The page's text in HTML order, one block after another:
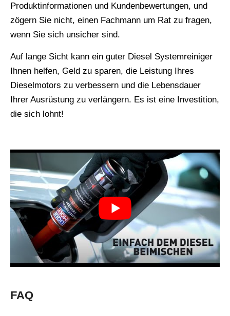
Produktinformationen und Kundenbewertungen, und
zögern Sie nicht, einen Fachmann um Rat zu fragen,
wenn Sie sich unsicher sind.
Auf lange Sicht kann ein guter Diesel Systemreiniger
Ihnen helfen, Geld zu sparen, die Leistung Ihres
Dieselmotors zu verbessern und die Lebensdauer
Ihrer Ausrüstung zu verlängern. Es ist eine Investition,
die sich lohnt!
FAQ